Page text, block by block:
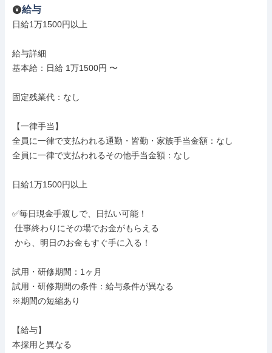
給与
日給1万1500円以上
給与詳細
基本給：日給 1万1500円 〜
固定残業代：なし
【一律手当】
全員に一律で支払われる通勤・皆勤・家族手当金額：なし
全員に一律で支払われるその他手当金額：なし
日給1万1500円以上
✅毎日現金手渡しで、日払い可能！
試用・研修期間：1ヶ月
試用・研修期間の条件：給与条件が異なる
※期間の短縮あり
【給与】
本採用と異なる